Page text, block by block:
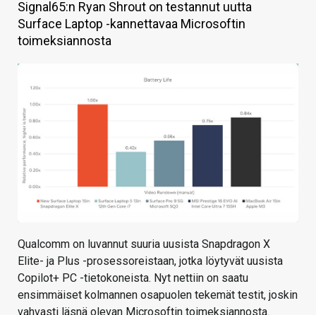
HINTA.FI
KAUPPA
HAKU
Signal65:n Ryan Shrout on testannut uutta
Surface Laptop -kannettavaa Microsoftin
toimeksiannosta
Qualcomm on luvannut suuria uusista Snapdragon X
Elite- ja Plus -prosessoreistaan, jotka löytyvät uusista
Copilot+ PC -tietokoneista. Nyt nettiin on saatu
ensimmäiset kolmannen osapuolen tekemät testit, joskin
vahvasti läsnä olevan Microsoftin toimeksiannosta.